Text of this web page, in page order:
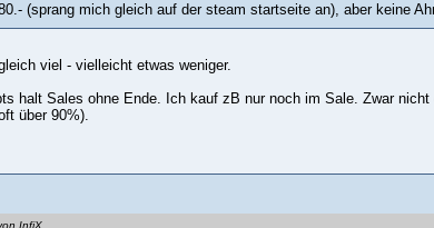
(sprang mich gleich auf der steam startseite an), aber keine
viel - vielleicht etwas weniger.
halt Sales ohne Ende. Ich kauf zB nur noch im Sale. Zwar
über 90%).
InfiX